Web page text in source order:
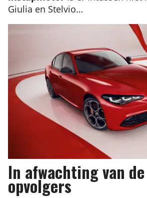
Giulia en Stelvio…
In afwachting van de
opvolgers